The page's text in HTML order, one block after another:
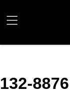
132-8876